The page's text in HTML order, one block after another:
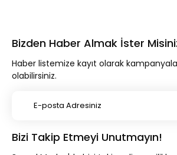
Bizden Haber Almak İster
Haber listemize kayıt olarak
olabilirsiniz.
Bizi Takip Etmeyi Unutmayın!